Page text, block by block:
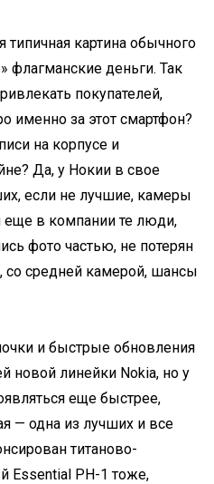
картина обычного
флагманские деньги. Так
покупателей,
именно за этот смартфон?
на корпусе и
Да, у Нокии в свое
если не лучшие, камеры
еще в компании те люди,
фото частью, не потерян
со средней камерой, шансы
и быстрые обновления
новой линейки Nokia, но у
еще быстрее,
— одна из лучших и все
титаново-
Essential PH-1 тоже,